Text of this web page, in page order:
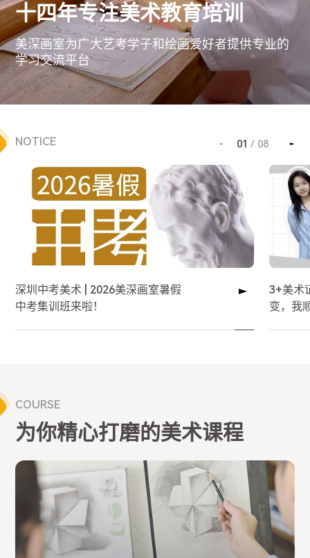
十四年专注美术教育培训
美深画室为广大艺考学子和绘画爱好者提供专业的
学习交流平台
NOTICE 01 / 08
深圳中考美术 | 2026美深画室暑假
中考集训班来啦！
3+美术
变，我
COURSE
为你精心打磨的美术课程